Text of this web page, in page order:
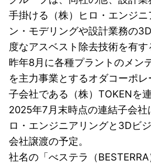
手掛ける（株）ヒロ・エンジ
ン・モデリングや設計業務の
度なアスベスト除去技術を有
昨年8月に各種プラントのメン
を主力事業とするオダコーポ
子会社である（株）TOKENを
2025年7月末時点の連結子会社
ロ・エンジニアリングと3Dビ
会社譲渡の予定。
社名の「べステラ（